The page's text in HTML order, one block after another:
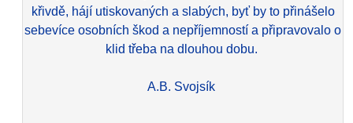
křivdě, hájí utiskovaných a slabých, byť by to přinášelo
sebevíce osobních škod a nepříjemností a připravovalo o
klid třeba na dlouhou dobu.
A.B. Svojsík